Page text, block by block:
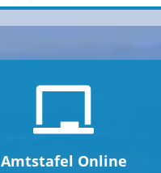
Amtstafel Online